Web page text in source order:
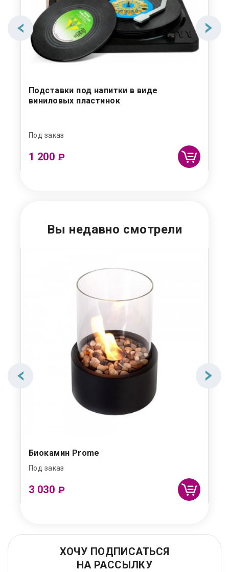
Подставки под напитки в виде
виниловых пластинок
Под заказ
1 200 ₽
Вы недавно смотрели
Биокамин Prome
Под заказ
3 030 ₽
ХОЧУ ПОДПИСАТЬСЯ
НА РАССЫЛКУ